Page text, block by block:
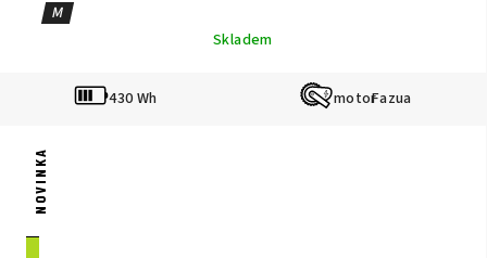
M
Skladem
430 Wh Fazua
NOVINKA